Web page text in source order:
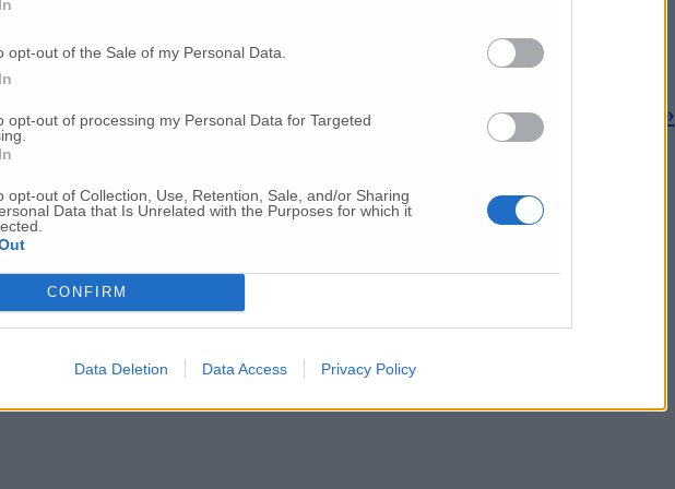
opt-out of the Sale of my Personal Data.
opt-out of processing my Personal Data for Targeted
opt-out of Collection, Use, Retention, Sale, and/or Sharing
Data that Is Unrelated with the Purposes for which it
CONFIRM
Data Deletion Data Access Privacy Policy
Ceriscioli spiega il Progetto 100 (VIDEO)
200 persone Prima l’emergenza, poi le discussioni»